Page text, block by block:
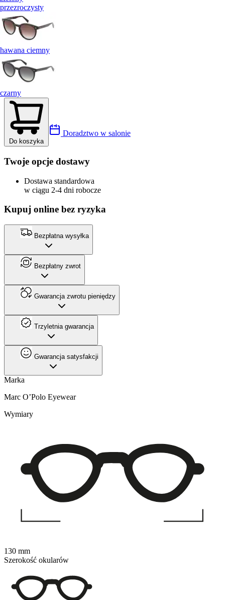
przezroczysty
hawana ciemny
czarny
Do koszyka
Doradztwo w salonie
Twoje opcje dostawy
Dostawa standardowa
w ciągu 2-4 dni robocze
Kupuj online bez ryzyka
Bezpłatna wysyłka
Bezpłatny zwrot
Gwarancja zwrotu pieniędzy
Trzyletnia gwarancja
Gwarancja satysfakcji
Marka
Marc O’Polo Eyewear
Wymiary
130 mm
Szerokość okularów